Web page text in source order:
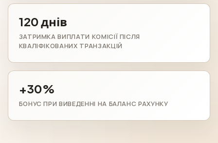
120 днів
ЗАТРИМКА ВИПЛАТИ КОМІСІЇ ПІСЛЯ
КВАЛІФІКОВАНИХ ТРАНЗАКЦІЙ
+30%
БОНУС ПРИ ВИВЕДЕННІ НА БАЛАНС РАХУНКУ